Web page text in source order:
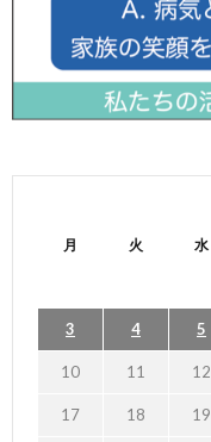
月 火 水
3 4 5
10 11 12
17 18 19